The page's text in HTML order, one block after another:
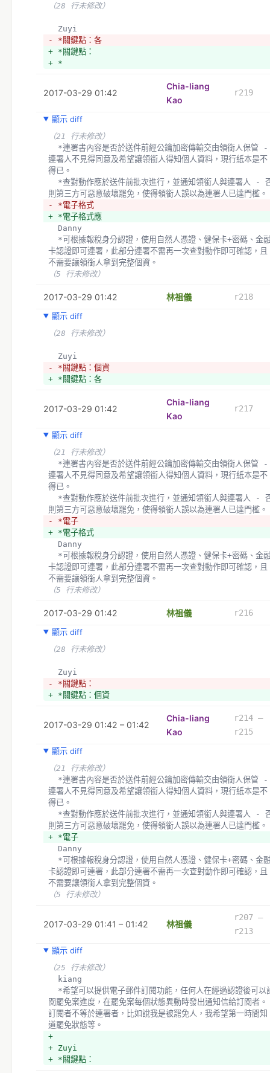
（28 行未修改）
  Zuyi
- *關鍵點：各
+ *關鍵點：
+ *
2017-03-29 01:42
Chia-liang
Kao
r219
顯示 diff
（21 行未修改）
連署人不見得同意及希望讓領銜人得知個人資料，現行紙本是不
得已。
則第三方可惡意破壞罷免，使得領銜人誤以為連署人已達門檻。
- *電子格式
+ *電子格式應
  Danny
卡認證即可連署，此部分連署不需再一次查對動作即可確認，且
不需要讓領銜人拿到完整個資。
（5 行未修改）
2017-03-29 01:42 林祖儀
r218
顯示 diff
（28 行未修改）
  Zuyi
- *關鍵點：個資
+ *關鍵點：各
2017-03-29 01:42
Chia-liang
Kao
r217
顯示 diff
（21 行未修改）
連署人不見得同意及希望讓領銜人得知個人資料，現行紙本是不
得已。
則第三方可惡意破壞罷免，使得領銜人誤以為連署人已達門檻。
- *電子
+ *電子格式
  Danny
卡認證即可連署，此部分連署不需再一次查對動作即可確認，且
不需要讓領銜人拿到完整個資。
（5 行未修改）
2017-03-29 01:42 林祖儀
r216
顯示 diff
（28 行未修改）
  Zuyi
- *關鍵點：
+ *關鍵點：個資
2017-03-29 01:42 – 01:42
Chia-liang
Kao
r214 –
r215
顯示 diff
（21 行未修改）
連署人不見得同意及希望讓領銜人得知個人資料，現行紙本是不
得已。
則第三方可惡意破壞罷免，使得領銜人誤以為連署人已達門檻。
+ *電子
  Danny
卡認證即可連署，此部分連署不需再一次查對動作即可確認，且
不需要讓領銜人拿到完整個資。
（5 行未修改）
2017-03-29 01:41 – 01:42 林祖儀
r207 –
r213
顯示 diff
（25 行未修改）
  kiang
閱罷免案進度，在罷免案每個狀態異動時發出通知信給訂閱者。
訂閱者不等於連署者，比如說我是被罷免人，我希望第一時間知
道罷免狀態等。
+
+ Zuyi
+ *關鍵點：